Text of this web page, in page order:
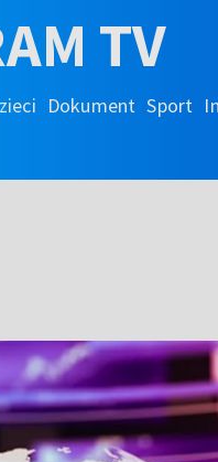
TV
Dokument Sport